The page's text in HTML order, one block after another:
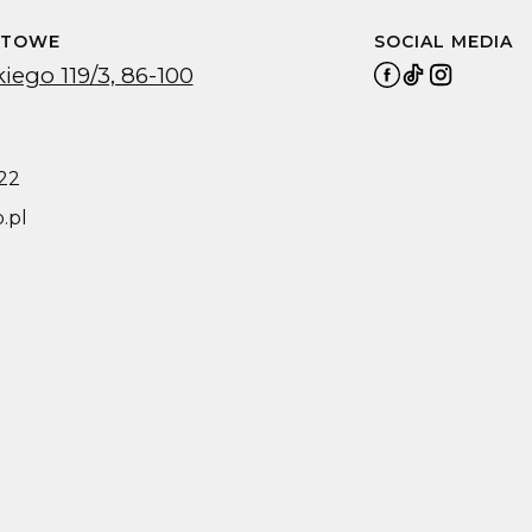
119/3, 86-100
SOCIAL MEDIA